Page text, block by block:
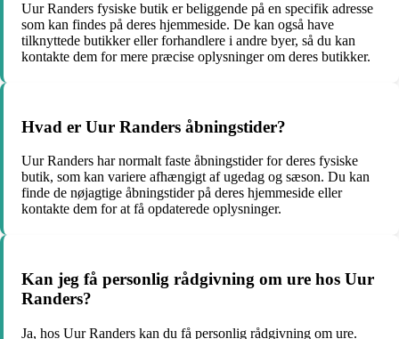
Uur Randers fysiske butik er beliggende på en specifik adresse
som kan findes på deres hjemmeside. De kan også have
tilknyttede butikker eller forhandlere i andre byer, så du kan
kontakte dem for mere præcise oplysninger om deres butikker.
Hvad er Uur Randers åbningstider?
Uur Randers har normalt faste åbningstider for deres fysiske
butik, som kan variere afhængigt af ugedag og sæson. Du kan
finde de nøjagtige åbningstider på deres hjemmeside eller
kontakte dem for at få opdaterede oplysninger.
Kan jeg få personlig rådgivning om ure hos Uur
Randers?
Ja, hos Uur Randers kan du få personlig rådgivning om ure.